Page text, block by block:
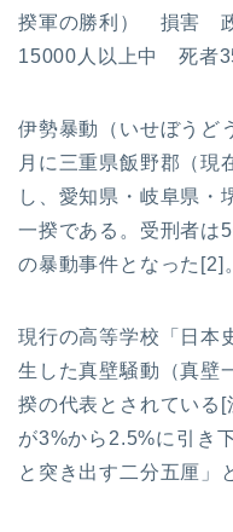
揆軍の勝利） 損害
15000人以上中 死者
伊勢暴動（いせぼうど
月に三重県飯野郡（現
し、愛知県・岐阜県・
一揆である。受刑者は
の暴動事件となった[2]。
現行の高等学校「日本
生した真壁騒動（真壁
揆の代表とされている
が3%から2.5%に引き
と突き出す二分五厘」